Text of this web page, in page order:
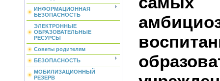
ИНФОРМАЦИОННАЯ
БЕЗОПАСНОСТЬ
ЭЛЕКТРОННЫЕ
ОБРАЗОВАТЕЛЬНЫЕ
РЕСУРСЫ
Советы родителям
БЕЗОПАСНОСТЬ
МОБИЛИЗАЦИОННЫЙ
РЕЗЕРВ